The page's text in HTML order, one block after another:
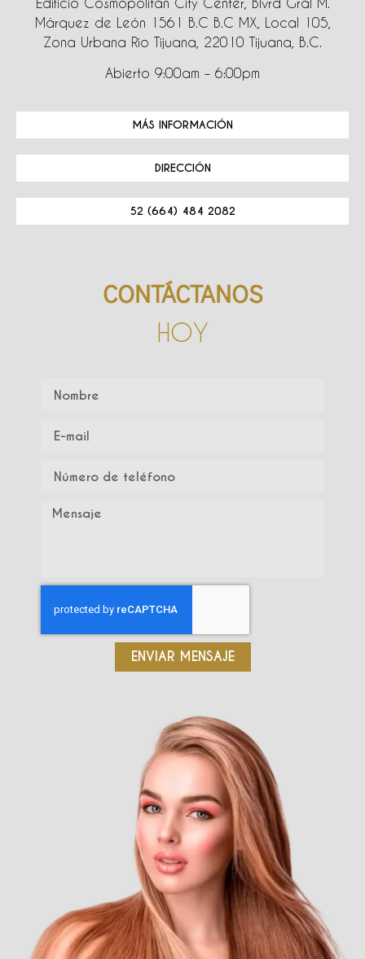
Márquez de León 1561 B.C B.C MX, Local 105,
Zona Urbana Rio Tijuana, 22010 Tijuana, B.C.
Abierto 9:00am – 6:00pm
MÁS INFORMACIÓN
DIRECCIÓN
52 (664) 484 2082
CONTÁCTANOS
HOY
ENVIAR MENSAJE